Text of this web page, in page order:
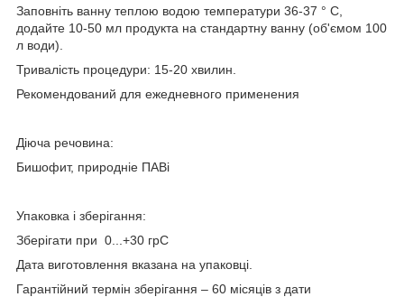
Заповніть ванну теплою водою температури 36-37 ° С,
додайте 10-50 мл продукта на стандартну ванну (об'ємом 100
л води).
Тривалість процедури: 15-20 хвилин.
Рекомендований для ежедневного применения
Діюча речовина:
Бишофит, природніе ПАВі
Упаковка і зберігання:
Зберігати при 0...+30 грС
Дата виготовлення вказана на упаковці.
Гарантійний термін зберігання – 60 місяців з дати